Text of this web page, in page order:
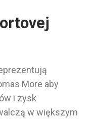
More aby
i zysk
w większym